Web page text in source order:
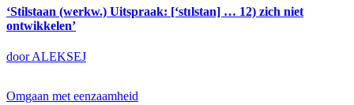
‘Stilstaan (werkw.) Uitspraak: [‘stɪlstan] … 12) zich niet
ontwikkelen’
door ALEKSEJ
Omgaan met eenzaamheid